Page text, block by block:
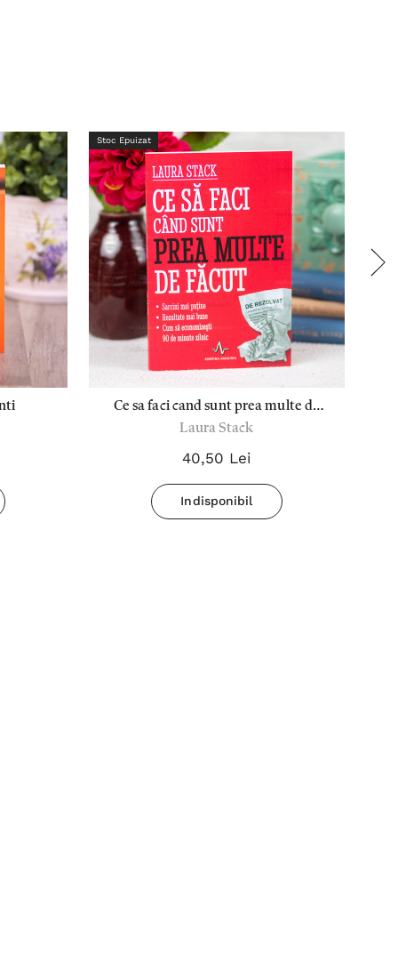
Stoc Epuizat
Ce sa faci cand sunt prea multe de
facut
Laura Stack
40,50 Lei
Indisponibil